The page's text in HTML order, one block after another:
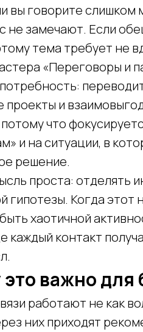
вы говорите слишком
не замечают. Если
тема требует не
«Переговоры и
проекты и
что
и на ситуации, в
решение.
проста: отделять
гипотезы. Когда этот
хаотичной
каждый контакт
важно для
работают не как
них приходят